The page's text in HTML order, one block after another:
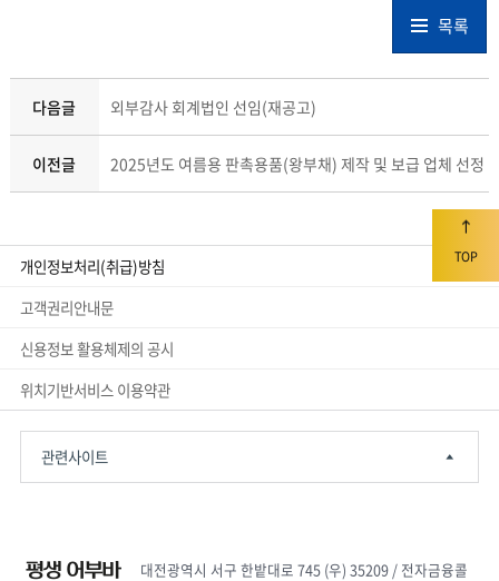
목록
다음글 외부감사 회계법인 선임(재공고)
이전글 2025년도 여름용 판촉용품(왕부채) 제작 및 보급 업체 선정
개인정보처리(취급)방침
고객권리안내문
신용정보 활용체제의 공시
위치기반서비스 이용약관
관련사이트
대전광역시 서구 한밭대로 745 (우) 35209 / 전자금융콜
TOP